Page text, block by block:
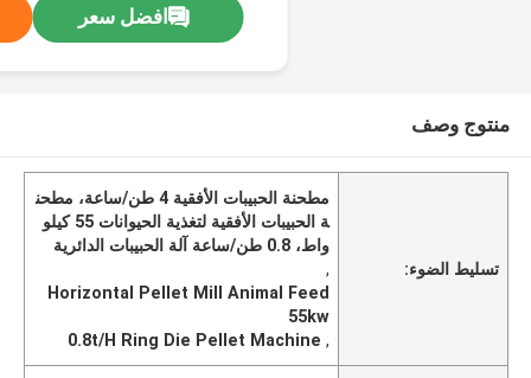
افضل سعر
منتوج وصف
تسليط الضوء:
مطحنة الحبيبات الأفقية 4 طن/ساعة، مطحن
ة الحبيبات الأفقية لتغذية الحيوانات 55 كيلو
واط، 0.8 طن/ساعة آلة الحبيبات الدائرية
,
Horizontal Pellet Mill Animal Feed
55kw
,
0.8t/H Ring Die Pellet Machine